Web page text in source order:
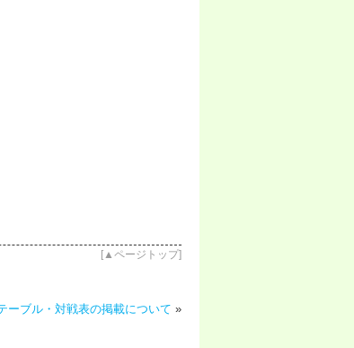
[▲ページトップ]
ブル・対戦表の掲載について »